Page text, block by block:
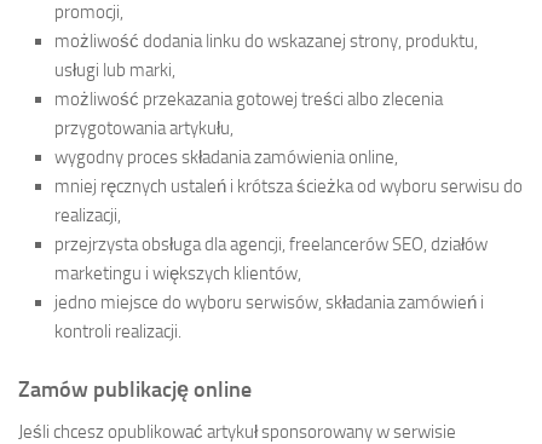
promocji,
możliwość dodania linku do wskazanej strony, produktu,
usługi lub marki,
możliwość przekazania gotowej treści albo zlecenia
przygotowania artykułu,
wygodny proces składania zamówienia online,
mniej ręcznych ustaleń i krótsza ścieżka od wyboru serwisu do
realizacji,
przejrzysta obsługa dla agencji, freelancerów SEO, działów
marketingu i większych klientów,
jedno miejsce do wyboru serwisów, składania zamówień i
kontroli realizacji.
Zamów publikację online
Jeśli chcesz opublikować artykuł sponsorowany w serwisie